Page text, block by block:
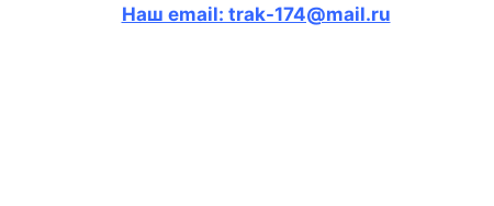
Наш email: trak-174@mail.ru